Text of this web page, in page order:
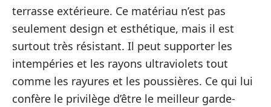
terrasse extérieure. Ce matériau n’est pas
seulement design et esthétique, mais il est
surtout très résistant. Il peut supporter les
intempéries et les rayons ultraviolets tout
comme les rayures et les poussières. Ce qui lui
confère le privilège d’être le meilleur garde-